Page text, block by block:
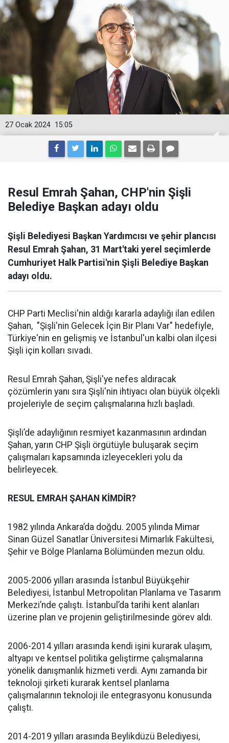
15:05
27 Ocak 2024
Resul Emrah Şahan, CHP'nin Şişli
Belediye Başkan adayı oldu
Şişli Belediyesi Başkan Yardımcısı ve şehir plancısı
Resul Emrah Şahan, 31 Mart'taki yerel seçimlerde
Cumhuriyet Halk Partisi'nin Şişli Belediye Başkan
adayı oldu.
CHP Parti Meclisi'nin aldığı kararla adaylığı ilan edilen
Şahan, "Şişli'nin Gelecek İçin Bir Planı Var" hedefiyle,
Türkiye'nin en gelişmiş ve İstanbul'un kalbi olan ilçesi
Şişli için kolları sıvadı.
Resul Emrah Şahan, Şişli'ye nefes aldıracak
çözümlerin yanı sıra Şişli'nin ihtiyacı olan büyük ölçekli
projeleriyle de seçim çalışmalarına hızlı başladı.
Şişli’de adaylığının resmiyet kazanmasının ardından
Şahan, yarın CHP Şişli örgütüyle buluşarak seçim
çalışmaları kapsamında izleyecekleri yolu da
belirleyecek.
RESUL EMRAH ŞAHAN KİMDİR?
1982 yılında Ankara’da doğdu. 2005 yılında Mimar
Sinan Güzel Sanatlar Üniversitesi Mimarlık Fakültesi,
Şehir ve Bölge Planlama Bölümünden mezun oldu.
2005-2006 yılları arasında İstanbul Büyükşehir
Belediyesi, İstanbul Metropolitan Planlama ve Tasarım
Merkezi’nde çalıştı. İstanbul’da tarihi kent alanları
üzerine plan ve projenin geliştirilmesinde görev aldı.
2006-2014 yılları arasında kendi işini kurarak ulaşım,
altyapı ve kentsel politika geliştirme çalışmalarına
yönelik danışmanlık hizmeti verdi. Aynı zamanda bir
teknoloji şirketi kurarak kentsel planlama
çalışmalarının teknoloji ile entegrasyonu konusunda
çalıştı.
2014-2019 yılları arasında Beylikdüzü Belediyesi,